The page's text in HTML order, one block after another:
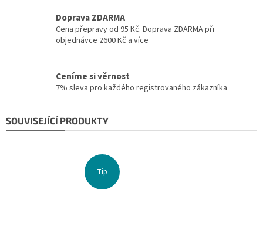
Doprava ZDARMA
Cena přepravy od 95 Kč. Doprava ZDARMA při
objednávce 2600 Kč a více
Ceníme si věrnost
7% sleva pro každého registrovaného zákazníka
SOUVISEJÍCÍ PRODUKTY
Tip